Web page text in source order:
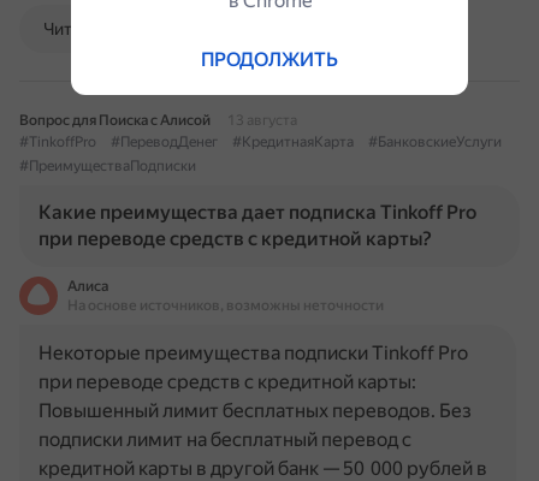
Читать далее
Вопрос для Поиска с Алисой
13 августа
#TinkoffPro
#ПереводДенег #КредитнаяКарта
#БанковскиеУслуги
#ПреимуществаПодписки
Какие преимущества дает подписка Tinkoff Pro
при переводе средств с кредитной карты?
Алиса
На основе источников, возможны неточности
Некоторые преимущества подписки Tinkoff Pro
при переводе средств с кредитной карты:
Повышенный лимит бесплатных переводов. Без
подписки лимит на бесплатный перевод с
кредитной карты в другой банк — 50 000 рублей в
ПРОДОЛЖИТЬ